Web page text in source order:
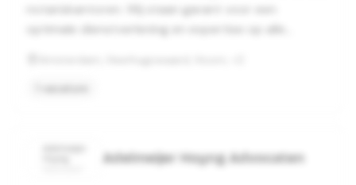
notariskantoren. Wij staan garant voor een
optimale dienstverlening en expertise op alle
Adelmeijer Hoyng Advocaten